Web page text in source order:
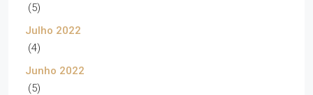
(5)
Julho 2022
(4)
Junho 2022
(5)